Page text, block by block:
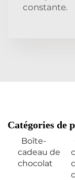
constante.
Catégories de
Boîte-
cadeau de
chocolat